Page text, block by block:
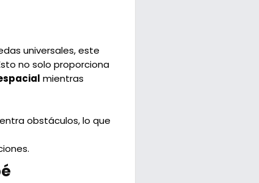
universales, este
no solo proporciona
mientras
obstáculos, lo que